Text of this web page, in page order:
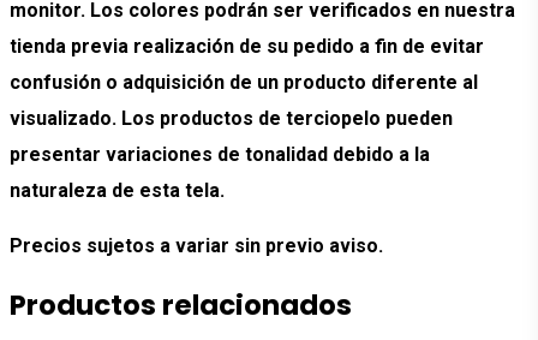
monitor. Los colores podrán ser verificados en nuestra
tienda previa realización de su pedido a fin de evitar
confusión o adquisición de un producto diferente al
visualizado. Los productos de terciopelo pueden
presentar variaciones de tonalidad debido a la
naturaleza de esta tela.
Precios sujetos a variar sin previo aviso.
Productos relacionados